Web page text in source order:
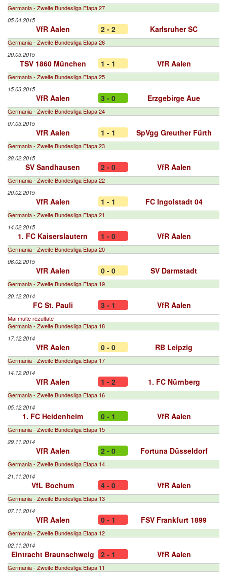
Germania - Zweite Bundesliga Etapa 27
05.04.2015
VfR Aalen 2 - 2 Karlsruher SC
Germania - Zweite Bundesliga Etapa 26
20.03.2015
TSV 1860 München 1 - 1 VfR Aalen
Germania - Zweite Bundesliga Etapa 25
15.03.2015
VfR Aalen 3 - 0 Erzgebirge Aue
Germania - Zweite Bundesliga Etapa 24
07.03.2015
VfR Aalen 1 - 1 SpVgg Greuther Fürth
Germania - Zweite Bundesliga Etapa 23
28.02.2015
SV Sandhausen 2 - 0 VfR Aalen
Germania - Zweite Bundesliga Etapa 22
20.02.2015
VfR Aalen 1 - 1 FC Ingolstadt 04
Germania - Zweite Bundesliga Etapa 21
14.02.2015
1. FC Kaiserslautern 1 - 0 VfR Aalen
Germania - Zweite Bundesliga Etapa 20
06.02.2015
VfR Aalen 0 - 0 SV Darmstadt
Germania - Zweite Bundesliga Etapa 19
20.12.2014
FC St. Pauli 3 - 1 VfR Aalen
Mai multe rezultate
Germania - Zweite Bundesliga Etapa 18
17.12.2014
VfR Aalen 0 - 0 RB Leipzig
Germania - Zweite Bundesliga Etapa 17
14.12.2014
VfR Aalen 1 - 2 1. FC Nürnberg
Germania - Zweite Bundesliga Etapa 16
05.12.2014
1. FC Heidenheim 0 - 1 VfR Aalen
Germania - Zweite Bundesliga Etapa 15
29.11.2014
VfR Aalen 2 - 0 Fortuna Düsseldorf
Germania - Zweite Bundesliga Etapa 14
21.11.2014
VfL Bochum 4 - 0 VfR Aalen
Germania - Zweite Bundesliga Etapa 13
07.11.2014
VfR Aalen 0 - 1 FSV Frankfurt 1899
Germania - Zweite Bundesliga Etapa 12
02.11.2014
Eintracht Braunschweig 2 - 1 VfR Aalen
Germania - Zweite Bundesliga Etapa 11